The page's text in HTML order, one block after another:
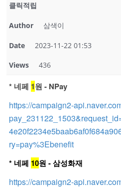
클릭적립
Author 삼색이
Date 2023-11-22 01:53
Views 436
* 네페 1원 - NPay
https://campaign2-
ry=pay%3Ebenefit
* 네페 10원 - 삼성화재
https://campaign2-